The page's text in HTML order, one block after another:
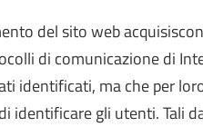
del sito web
di comunicazione di
identificati, ma che per
identificare gli utenti. Tali